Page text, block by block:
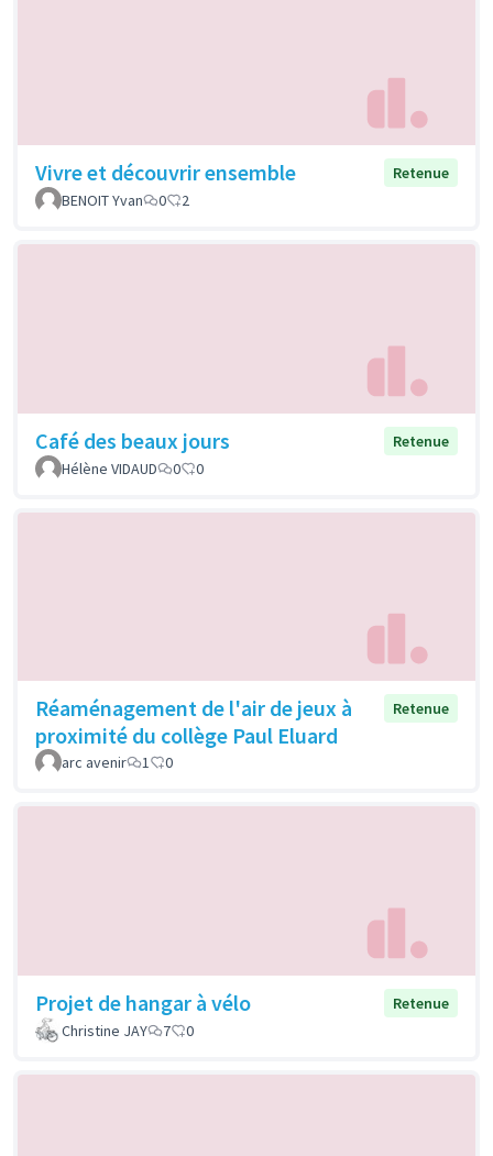
Vivre et découvrir ensemble
Retenue
BENOIT Yvan
0 2
Café des beaux jours
Retenue
Hélène VIDAUD
0 0
Réaménagement de l'air de jeux à
proximité du collège Paul Eluard
Retenue
arc avenir 1 0
Projet de hangar à vélo
Retenue
Christine JAY
7 0